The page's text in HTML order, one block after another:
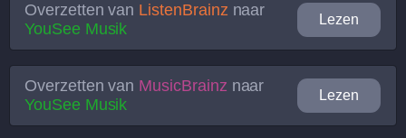
Overzetten van ListenBrainz naar
YouSee Musik
Lezen
Overzetten van MusicBrainz naar
YouSee Musik
Lezen